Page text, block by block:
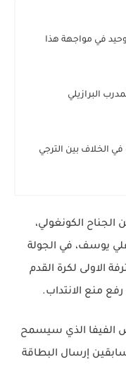
في مواجهة هذا
البرازيلي
الخلاف بين الترجي
الكونغولي،
علي يوسف، في الجولة
الاولى لكرة القدم
الفيفا الذي سيسمح
إرسال البطاقة